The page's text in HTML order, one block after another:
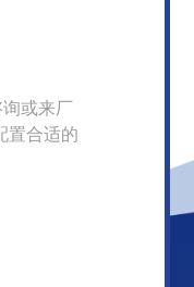
或来厂
置合适的